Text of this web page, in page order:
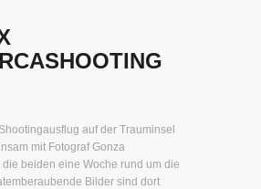
auf der Trauminsel
mit Fotograf Gonza
die beiden eine Woche rund um die
Bilder sind dort